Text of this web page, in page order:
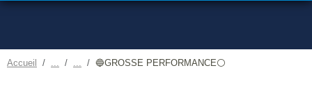
Accueil 🔵GROSSE PERFORMANCE⚪